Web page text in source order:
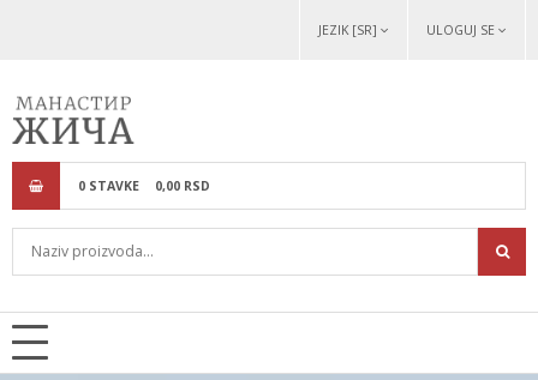
JEZIK [SR] ULOGUJ SE
0 STAVKE 0,00 RSD